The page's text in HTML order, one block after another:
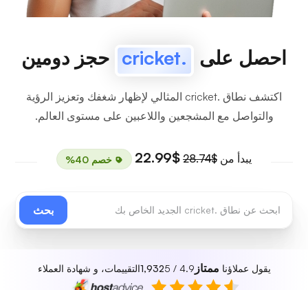
احصل على .cricket حجز دومين
اكتشف نطاق .cricket المثالي لإظهار شغفك وتعزيز الرؤية
والتواصل مع المشجعين واللاعبين على مستوى العالم.
يبدأ من $28.74
$22.99 خصم 40%
بحث
يقول عملاؤنا ممتاز 4.9 / 5
1,932التقييمات، و شهادة العملاء